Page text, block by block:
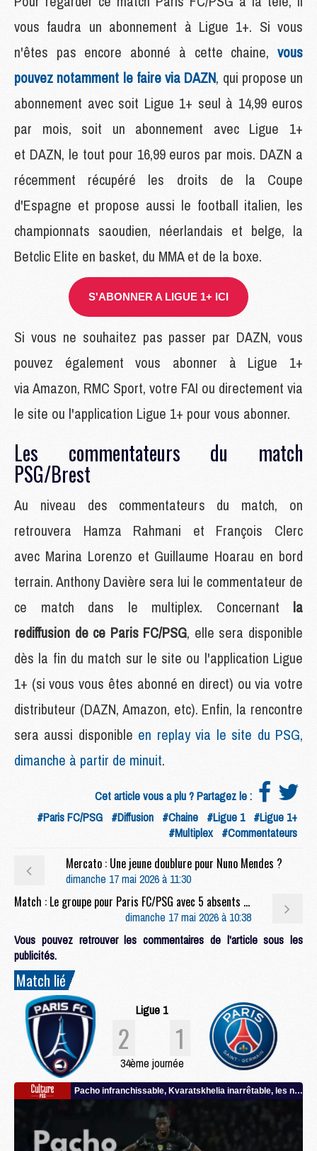
vous faudra un abonnement à Ligue 1+. Si vous
n'êtes pas encore abonné à cette chaine, vous
pouvez notamment le faire via DAZN, qui propose un
abonnement avec soit Ligue 1+ seul à 14,99 euros
par mois, soit un abonnement avec Ligue 1+
et DAZN, le tout pour 16,99 euros par mois. DAZN a
récemment récupéré les droits de la Coupe
d'Espagne et propose aussi le football italien, les
championnats saoudien, néerlandais et belge, la
Betclic Elite en basket, du MMA et de la boxe.
S'ABONNER A LIGUE 1+ ICI
Si vous ne souhaitez pas passer par DAZN, vous
pouvez également vous abonner à Ligue 1+
via Amazon, RMC Sport, votre FAI ou directement via
le site ou l'application Ligue 1+ pour vous abonner.
Les commentateurs du match
PSG/Brest
Au niveau des commentateurs du match, on
retrouvera Hamza Rahmani et François Clerc
avec Marina Lorenzo et Guillaume Hoarau en bord
terrain. Anthony Davière sera lui le commentateur de
ce match dans le multiplex. Concernant la
rediffusion de ce Paris FC/PSG, elle sera disponible
dès la fin du match sur le site ou l'application Ligue
1+ (si vous vous êtes abonné en direct) ou via votre
distributeur (DAZN, Amazon, etc). Enfin, la rencontre
sera aussi disponible en replay via le site du PSG,
dimanche à partir de minuit.
Cet article vous a plu ? Partagez le :
#Paris FC/PSG #Diffusion #Chaine #Ligue 1 #Ligue 1+
#Multiplex #Commentateurs
Mercato : Une jeune doublure pour Nuno Mendes ?
dimanche 17 mai 2026 à 11:30
Match : Le groupe pour Paris FC/PSG avec 5 absents et peu de jeunes
dimanche 17 mai 2026 à 10:38
Vous pouvez retrouver les commentaires de l'article sous les
publicités.
Match lié
Ligue 1
2 1
34ème journée